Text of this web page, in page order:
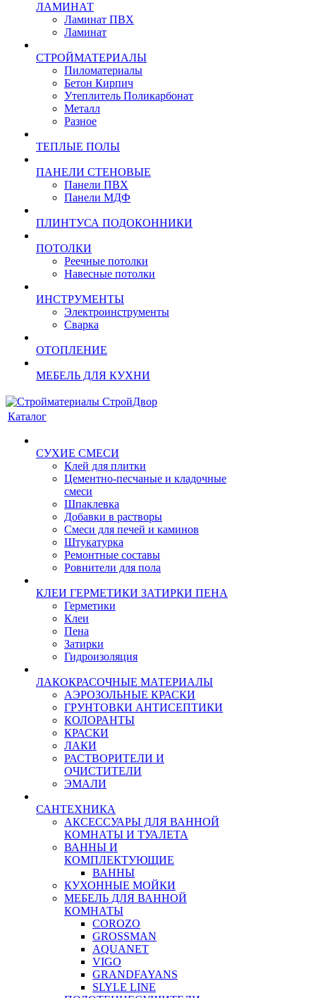
ЛАМИНАТ
Ламинат ПВХ
Ламинат
СТРОЙМАТЕРИАЛЫ
Пиломатериалы
Бетон Кирпич
Утеплитель Поликарбонат
Металл
Разное
ТЕПЛЫЕ ПОЛЫ
ПАНЕЛИ СТЕНОВЫЕ
Панели ПВХ
Панели МДФ
ПЛИНТУСА ПОДОКОННИКИ
ПОТОЛКИ
Реечные потолки
Навесные потолки
ИНСТРУМЕНТЫ
Электроинструменты
Сварка
ОТОПЛЕНИЕ
МЕБЕЛЬ ДЛЯ КУХНИ
Каталог
СУХИЕ СМЕСИ
Клей для плитки
Цементно-песчаные и кладочные
смеси
Шпаклевка
Добавки в растворы
Смеси для печей и каминов
Штукатурка
Ремонтные составы
Ровнители для пола
КЛЕИ ГЕРМЕТИКИ ЗАТИРКИ ПЕНА
Герметики
Клеи
Пена
Затирки
Гидроизоляция
ЛАКОКРАСОЧНЫЕ МАТЕРИАЛЫ
АЭРОЗОЛЬНЫЕ КРАСКИ
ГРУНТОВКИ АНТИСЕПТИКИ
КОЛОРАНТЫ
КРАСКИ
ЛАКИ
РАСТВОРИТЕЛИ И
ОЧИСТИТЕЛИ
ЭМАЛИ
САНТЕХНИКА
АКСЕССУАРЫ ДЛЯ ВАННОЙ
КОМНАТЫ И ТУАЛЕТА
ВАННЫ И
КОМПЛЕКТУЮЩИЕ
ВАННЫ
КУХОННЫЕ МОЙКИ
МЕБЕЛЬ ДЛЯ ВАННОЙ
КОМНАТЫ
COROZO
GROSSMAN
AQUANET
VIGO
GRANDFAYANS
SLYLE LINE